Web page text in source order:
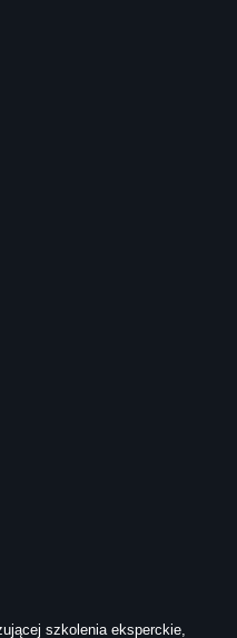
szkolenia eksperckie,